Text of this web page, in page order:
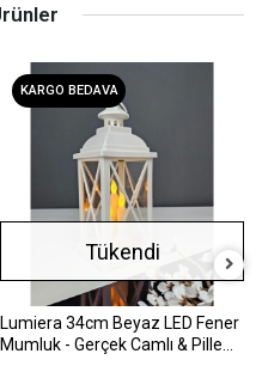
KARGO BEDAVA
Tükendi
Lumiera 34cm Beyaz LED Fener
Mumluk - Gerçek Camlı & Pille